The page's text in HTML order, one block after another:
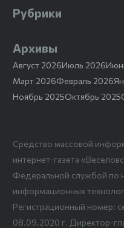
Рубрики
Архивы
Август 2026Июль 2026
Март 2026Февраль 2026
Ноябрь 2025Октябрь 2025
Средство массовой
интернет-газета
Федеральной службой по
информационных
Регистрационный
08.09.2020 г. Директор-